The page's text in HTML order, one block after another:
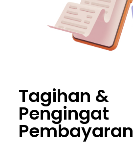
Tagihan &
Pengingat
Pembayaran